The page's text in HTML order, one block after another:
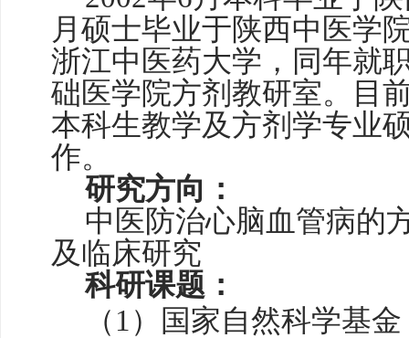
月硕士毕业于陕西中医学
浙江中医药大学，同年就
础医学院方剂教研室。目
本科生教学及方剂学专业
作。
研究方向：
中医防治心脑血管病的
及临床研究
科研课题：
（1）
国家自然科学基金